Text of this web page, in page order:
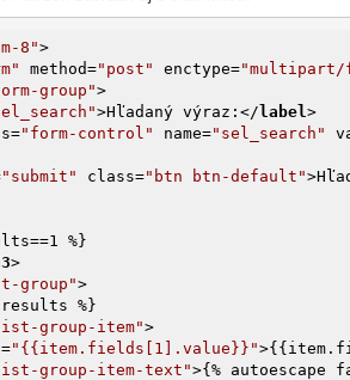
8">
method="post" enctype="multipart/
group">
>Hľadaný výraz: </ label>
="form-control" name="sel_search"
"submit" class="btn btn-default">
>
group">
group-item">
="{{item.fields[1].value}}">
group-item-text">{% autoescape